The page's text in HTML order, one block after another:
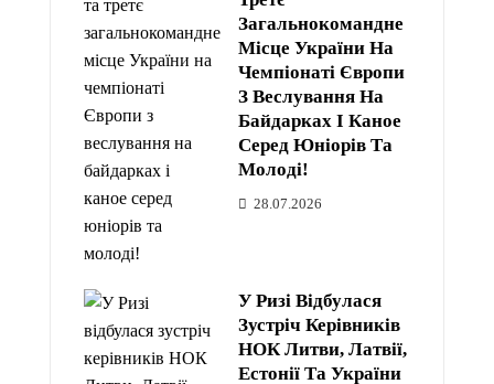
Загальнокомандне
Місце України На
Чемпіонаті Європи
З Веслування На
Байдарках І Каное
Серед Юніорів Та
Молоді!
28.07.2026
У Ризі Відбулася
Зустріч Керівників
НОК Литви, Латвії,
Естонії Та України